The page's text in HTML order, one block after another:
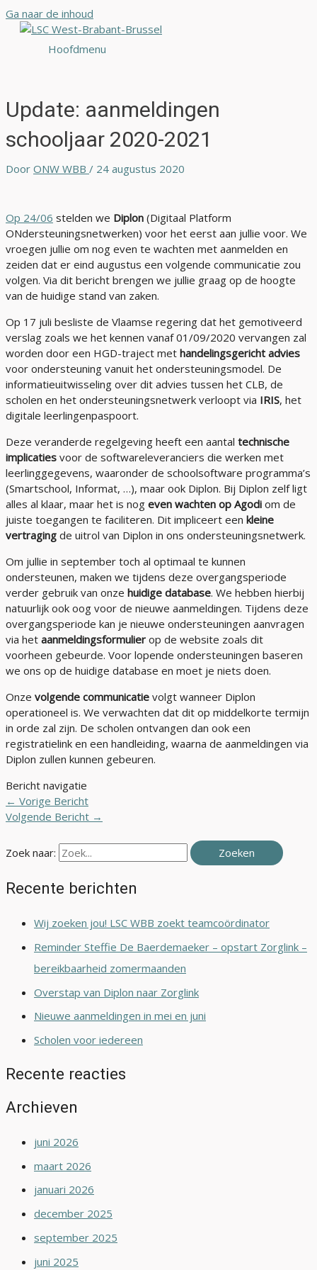
Ga naar de inhoud
Hoofdmenu
Update: aanmeldingen
schooljaar 2020-2021
Door ONW WBB / 24 augustus 2020
Op 24/06 stelden we Diplon (Digitaal Platform
ONdersteuningsnetwerken) voor het eerst aan jullie voor. We
vroegen jullie om nog even te wachten met aanmelden en
zeiden dat er eind augustus een volgende communicatie zou
volgen. Via dit bericht brengen we jullie graag op de hoogte
van de huidige stand van zaken.
Op 17 juli besliste de Vlaamse regering dat het gemotiveerd
verslag zoals we het kennen vanaf 01/09/2020 vervangen zal
worden door een HGD-traject met handelingsgericht advies
voor ondersteuning vanuit het ondersteuningsmodel. De
informatieuitwisseling over dit advies tussen het CLB, de
scholen en het ondersteuningsnetwerk verloopt via IRIS, het
digitale leerlingenpaspoort.
Deze veranderde regelgeving heeft een aantal technische
implicaties voor de softwareleveranciers die werken met
leerlinggegevens, waaronder de schoolsoftware programma’s
(Smartschool, Informat, …), maar ook Diplon. Bij Diplon zelf ligt
alles al klaar, maar het is nog even wachten op Agodi om de
juiste toegangen te faciliteren. Dit impliceert een kleine
vertraging de uitrol van Diplon in ons ondersteuningsnetwerk.
Om jullie in september toch al optimaal te kunnen
ondersteunen, maken we tijdens deze overgangsperiode
verder gebruik van onze huidige database. We hebben hierbij
natuurlijk ook oog voor de nieuwe aanmeldingen. Tijdens deze
overgangsperiode kan je nieuwe ondersteuningen aanvragen
via het aanmeldingsformulier op de website zoals dit
voorheen gebeurde. Voor lopende ondersteuningen baseren
we ons op de huidige database en moet je niets doen.
Onze volgende communicatie volgt wanneer Diplon
operationeel is. We verwachten dat dit op middelkorte termijn
in orde zal zijn. De scholen ontvangen dan ook een
registratielink en een handleiding, waarna de aanmeldingen via
Diplon zullen kunnen gebeuren.
Bericht navigatie
← Vorige Bericht
Volgende Bericht →
Zoek naar:
Recente berichten
Wij zoeken jou! LSC WBB zoekt teamcoördinator
Reminder Steffie De Baerdemaeker – opstart Zorglink –
bereikbaarheid zomermaanden
Overstap van Diplon naar Zorglink
Nieuwe aanmeldingen in mei en juni
Scholen voor iedereen
Recente reacties
Archieven
juni 2026
maart 2026
januari 2026
december 2025
september 2025
juni 2025